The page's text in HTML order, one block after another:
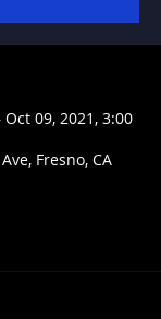
09, 2021, 3:00
Fresno, CA